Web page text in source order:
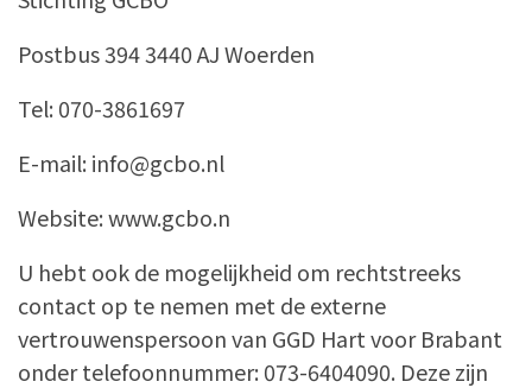
Postbus 394 3440 AJ Woerden
Tel: 070-3861697
E-mail: info@gcbo.nl
Website: www.gcbo.n
U hebt ook de mogelijkheid om rechtstreeks
contact op te nemen met de externe
vertrouwenspersoon van GGD Hart voor Brabant
onder telefoonnummer: 073-6404090. Deze zijn